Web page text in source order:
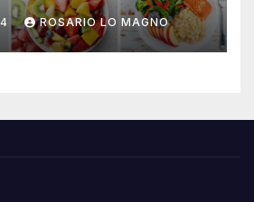
ROSARIO LO MAGNO